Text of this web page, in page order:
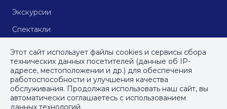
Экскурсии
Спектакли
© СПб ГБУДПО«Институт культурных программ», 2023
ПОЛИТИКА КОНФИДЕНЦИАЛЬНОСТИ
Этот сайт использует файлы cookies и сервисы сбора
технических данных посетителей (данные об IP-
адресе, местоположении и др.) для обеспечения
работоспособности и улучшения качества
обслуживания. Продолжая использовать наш сайт, вы
автоматически соглашаетесь с использованием
данных технологий.